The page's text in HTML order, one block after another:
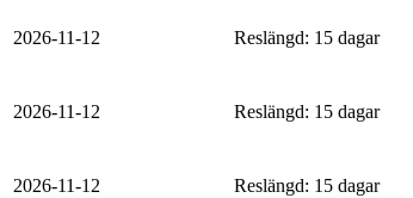
2026-11-12 Reslängd: 15 dagar
2026-11-12 Reslängd: 15 dagar
2026-11-12 Reslängd: 15 dagar